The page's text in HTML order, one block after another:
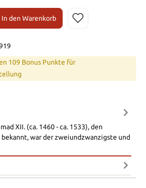
In den Warenkorb
109 Bonus Punkte für
XII. (ca. 1460 - ca. 1533), den
war der zweiundzwanzigste und